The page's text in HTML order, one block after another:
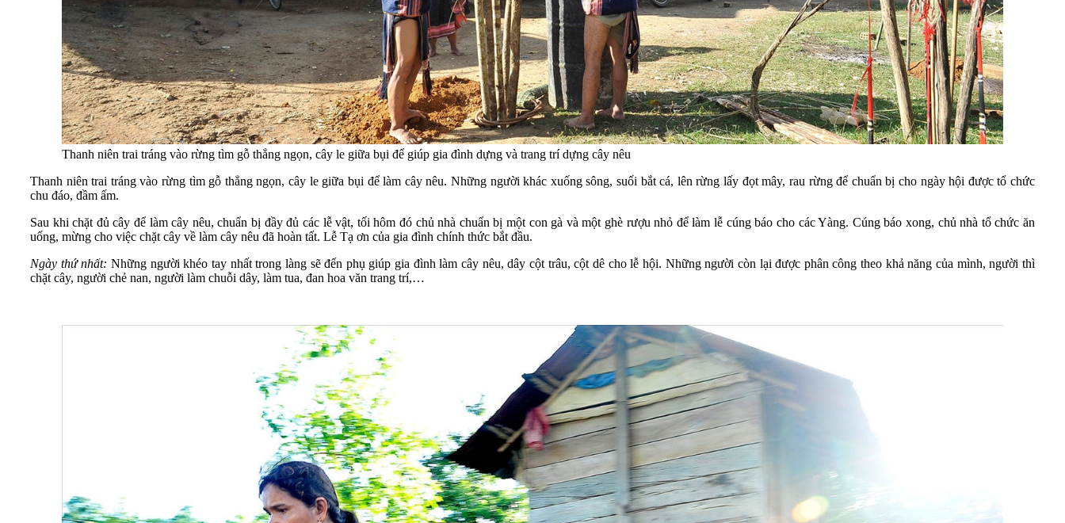
Thanh niên trai tráng vào rừng tìm gỗ thẳng ngọn, cây le giữa bụi để giúp gia đình dựng và trang trí dựng cây nêu
Thanh niên trai tráng vào rừng tìm gỗ thẳng ngọn, cây le giữa bụi để làm cây nêu. Những người khác xuống sông, suối bắt cá, lên rừng lấy đọt mây, rau rừng để chuẩn bị cho ngày hội được tổ chức
chu đáo, đầm ấm.
Sau khi chặt đủ cây để làm cây nêu, chuẩn bị đầy đủ các lễ vật, tối hôm đó chủ nhà chuẩn bị một con gà và một ghè rượu nhỏ để làm lễ cúng báo cho các Yàng. Cúng báo xong, chủ nhà tổ chức ăn
uống, mừng cho việc chặt cây về làm cây nêu đã hoàn tất. Lễ Tạ ơn của gia đình chính thức bắt đầu.
Ngày thứ nhất: Những người khéo tay nhất trong làng sẽ đến phụ giúp gia đình làm cây nêu, dây cột trâu, cột dê cho lễ hội. Những người còn lại được phân công theo khả năng của mình, người thì
chặt cây, người chẻ nan, người làm chuỗi dây, làm tua, đan hoa văn trang trí,…